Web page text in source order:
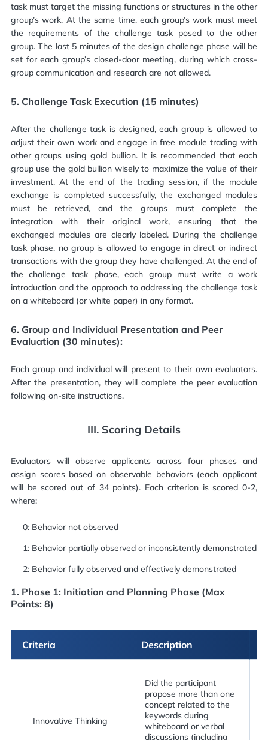
task must target the missing functions or structures in the other
group’s work. At the same time, each group’s work must meet
the requirements of the challenge task posed to the other
group. The last 5 minutes of the design challenge phase will be
set for each group’s closed-door meeting, during which cross-
group communication and research are not allowed.
5. Challenge Task Execution (15 minutes)
After the challenge task is designed, each group is allowed to
adjust their own work and engage in free module trading with
other groups using gold bullion. It is recommended that each
group use the gold bullion wisely to maximize the value of their
investment. At the end of the trading session, if the module
exchange is completed successfully, the exchanged modules
must be retrieved, and the groups must complete the
integration with their original work, ensuring that the
exchanged modules are clearly labeled. During the challenge
task phase, no group is allowed to engage in direct or indirect
transactions with the group they have challenged. At the end of
the challenge task phase, each group must write a work
introduction and the approach to addressing the challenge task
on a whiteboard (or white paper) in any format.
6. Group and Individual Presentation and Peer
Evaluation (30 minutes):
Each group and individual will present to their own evaluators.
After the presentation, they will complete the peer evaluation
following on-site instructions.
III. Scoring Details
Evaluators will observe applicants across four phases and
assign scores based on observable behaviors (each applicant
will be scored out of 34 points). Each criterion is scored 0-2,
where:
0: Behavior not observed
1: Behavior partially observed or inconsistently demonstrated
2: Behavior fully observed and effectively demonstrated
1. Phase 1: Initiation and Planning Phase (Max
Points: 8)
Criteria Description
Innovative Thinking
Did the participant
propose more than one
concept related to the
keywords during
whiteboard or verbal
discussions (including